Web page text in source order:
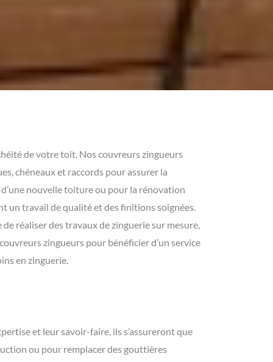
de votre toit. Nos couvreurs zingueurs
chéneaux et raccords pour assurer la
nouvelle toiture ou pour la rénovation
un travail de qualité et des finitions soignées.
réaliser des travaux de zinguerie sur mesure,
zingueurs pour bénéficier d’un service
en zinguerie.
et leur savoir-faire, ils s’assureront que
ou pour remplacer des gouttières